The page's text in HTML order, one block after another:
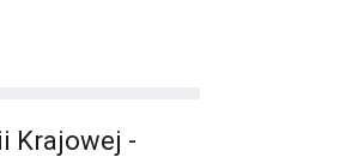
Krajowej -